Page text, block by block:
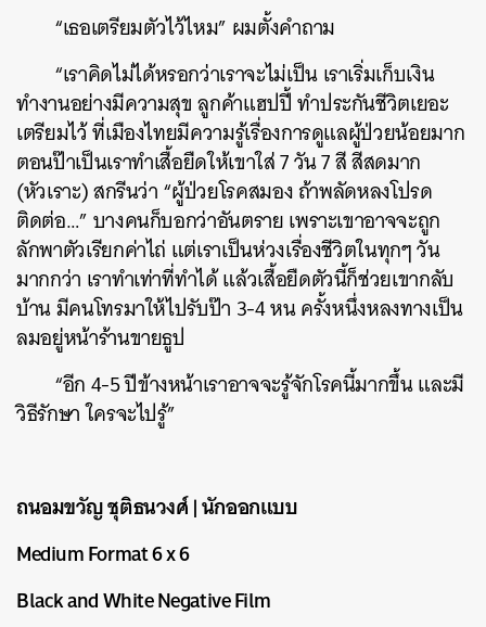
“เธอเตรียมตัวไว้ไหม” ผมตั้งคำถาม
“เราคิดไม่ได้หรอกว่าเราจะไม่เป็น เราเริ่มเก็บเงิน
ทำงานอย่างมีความสุข ลูกค้าแฮปปี้ ทำประกันชีวิตเยอะ
เตรียมไว้ ที่เมืองไทยมีความรู้เรื่องการดูแลผู้ป่วยน้อยมาก
ตอนป๊าเป็นเราทำเสื้อยืดให้เขาใส่ 7 วัน 7 สี สีสดมาก
(หัวเราะ) สกรีนว่า “ผู้ป่วยโรคสมอง ถ้าพลัดหลงโปรด
ติดต่อ…” บางคนก็บอกว่าอันตราย เพราะเขาอาจจะถูก
ลักพาตัวเรียกค่าไถ่ แต่เราเป็นห่วงเรื่องชีวิตในทุกๆ วัน
มากกว่า เราทำเท่าที่ทำได้ แล้วเสื้อยืดตัวนี้ก็ช่วยเขากลับ
บ้าน มีคนโทรมาให้ไปรับป๊า 3-4 หน ครั้งหนึ่งหลงทางเป็น
ลมอยู่หน้าร้านขายธูป
“อีก 4-5 ปีข้างหน้าเราอาจจะรู้จักโรคนี้มากขึ้น และมี
วิธีรักษา ใครจะไปรู้”
ถนอมขวัญ ชุติธนวงศ์ | นักออกแบบ
Medium Format 6 x 6
Black and White Negative Film